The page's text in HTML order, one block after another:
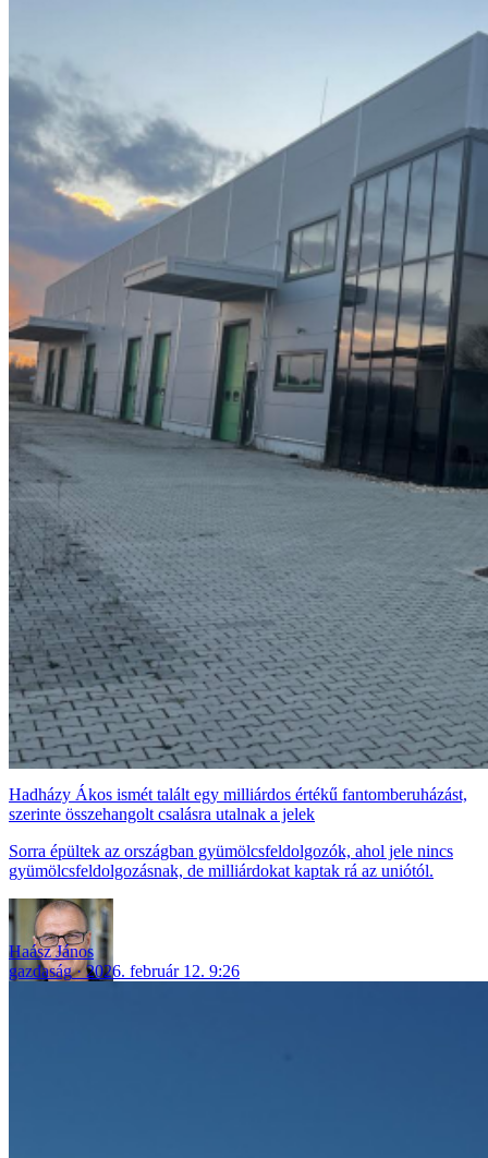
Hadházy Ákos ismét talált egy milliárdos értékű fantomberuházást,
szerinte összehangolt csalásra utalnak a jelek
Sorra épültek az országban gyümölcsfeldolgozók, ahol jele nincs
gyümölcsfeldolgozásnak, de milliárdokat kaptak rá az uniótól.
Haász János
gazdaság
2026. február 12. 9:26